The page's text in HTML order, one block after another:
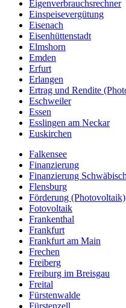
Eigenverbrauchsrechner
Einspeisevergütung
Eisenach
Eisenhüttenstadt
Elmshorn
Emden
Erfurt
Erlangen
Ertrag und Rendite
Eschweiler
Essen
Esslingen am Neckar
Euskirchen
Falkensee
Finanzierung
Finanzierung
Flensburg
Förderung (Photovoltaik)
Fotovoltaik
Frankenthal
Frankfurt
Frankfurt am Main
Frechen
Freiberg
Freiburg im Breisgau
Freital
Fürstenwalde
Fürstenzell